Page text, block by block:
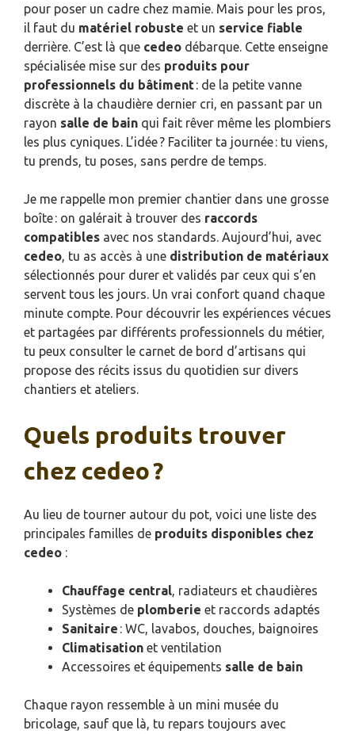
pour poser un cadre chez mamie. Mais pour les pros,
il faut du matériel robuste et un service fiable
derrière. C’est là que cedeo débarque. Cette enseigne
spécialisée mise sur des produits pour
professionnels du bâtiment: de la petite vanne
discrète à la chaudière dernier cri, en passant par un
rayon salle de bain qui fait rêver même les plombiers
les plus cyniques. L’idée ? Faciliter ta journée : tu viens,
tu prends, tu poses, sans perdre de temps.
Je me rappelle mon premier chantier dans une grosse
boîte : on galérait à trouver des raccords
compatibles avec nos standards. Aujourd’hui, avec
cedeo, tu as accès à une distribution de matériaux
sélectionnés pour durer et validés par ceux qui s’en
servent tous les jours. Un vrai confort quand chaque
minute compte. Pour découvrir les expériences vécues
et partagées par différents professionnels du métier,
tu peux consulter le carnet de bord d’artisans qui
propose des récits issus du quotidien sur divers
chantiers et ateliers.
Quels produits trouver
chez cedeo ?
Au lieu de tourner autour du pot, voici une liste des
principales familles de produits disponibles chez
cedeo :
Chauffage central, radiateurs et chaudières
Systèmes de plomberie et raccords adaptés
Sanitaire : WC, lavabos, douches, baignoires
Climatisation et ventilation
Accessoires et équipements salle de bain
Chaque rayon ressemble à un mini musée du
bricolage, sauf que là, tu repars toujours avec